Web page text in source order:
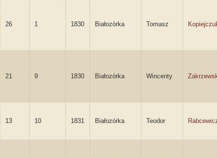
26 1 1830 Białozórka Tomasz
21 9 1830 Białozórka Wincenty
13 10 1831 Białozórka Teodor